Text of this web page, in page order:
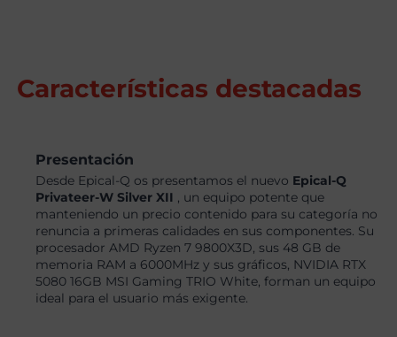
Características destacadas
Presentación
Desde Epical-Q os presentamos el nuevo Epical-Q
Privateer-W Silver XII , un equipo potente que
manteniendo un precio contenido para su categoría no
renuncia a primeras calidades en sus componentes. Su
procesador AMD Ryzen 7 9800X3D, sus 48 GB de
memoria RAM a 6000MHz y sus gráficos, NVIDIA RTX
5080 16GB MSI Gaming TRIO White, forman un equipo
ideal para el usuario más exigente.